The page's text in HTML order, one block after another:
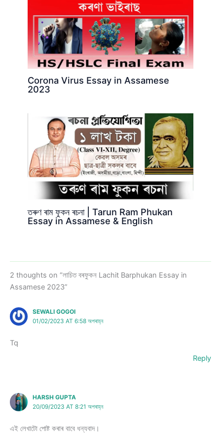
Corona Virus Essay in Assamese
2023
তৰুণ ৰাম ফুকন ৰচনা | Tarun Ram Phukan
Essay in Assamese & English
2 thoughts on “লাচিত বৰফুকন Lachit Barphukan Essay in
Assamese 2023”
SEWALI GOGOI
01/02/2023 AT 6:58 অপৰাহ্ন
Tq
Reply
HARSH GUPTA
20/09/2023 AT 8:21 অপৰাহ্ন
এই লেখাটো পোষ্ট কৰাৰ বাবে ধন্যবাদ।